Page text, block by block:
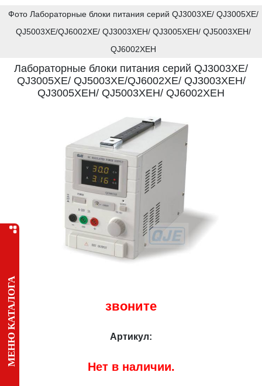
МЕНЮ КАТАЛОГА
Фото Лабораторные блоки питания серий QJ3003XE/ QJ3005XE/
QJ5003XE/QJ6002XE/ QJ3003XEН/ QJ3005XEН/ QJ5003XEH/
QJ6002XEH
Лабораторные блоки питания серий QJ3003XE/
QJ3005XE/ QJ5003XE/QJ6002XE/ QJ3003XEН/
QJ3005XEН/ QJ5003XEH/ QJ6002XEH
звоните
Артикул:
Нет в наличии.